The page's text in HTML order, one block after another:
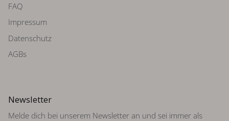
FAQ
Impressum
Datenschutz
AGBs
Newsletter
Melde dich bei unserem Newsletter an und sei immer als